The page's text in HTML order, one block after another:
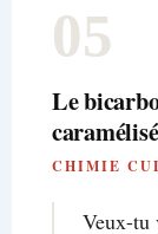
05
Le
CHIMIE
Veux-tu